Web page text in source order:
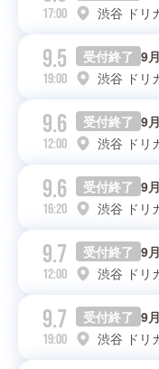
17:00
渋谷 ドリ
9.5
19:00
受付終了
渋谷 ドリ
9.6
12:00
受付終了
渋谷 ドリ
9.6
16:20
受付終了
渋谷 ドリ
9.7
12:00
受付終了
渋谷 ドリ
9.7
19:00
受付終了
渋谷 ドリ